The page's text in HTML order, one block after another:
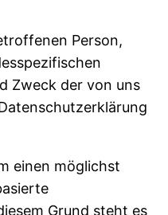
Person,
Zweck der von uns
einen möglichst
Grund steht es